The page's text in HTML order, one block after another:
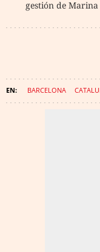
gestión de Marina
BARCELONA